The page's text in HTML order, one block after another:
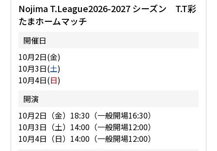
Nojima T.League2026-2027 シーズン T.T彩
たまホームマッチ
開催日
10月2日(金)
10月3日(土)
10月4日(日)
開演
10月2日（金）18:30（一般開場16:30）
10月3日（土）14:00（一般開場12:00）
10月4日（日）14:00（一般開場12:00）